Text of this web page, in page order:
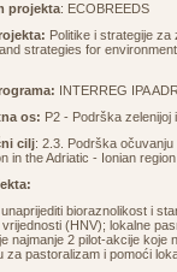
projekta: ECOBREEDS
Politike i strategije
strategies for
INTERREG IPA
os: P2 - Podrška zelenijoj
cilj: 2.3. Podrška
in the Adriatic - Ionian region
bioraznolikost i
(HNV); lokalne
najmanje 2 pilot-akcije koje
za pastoralizam i pomoći